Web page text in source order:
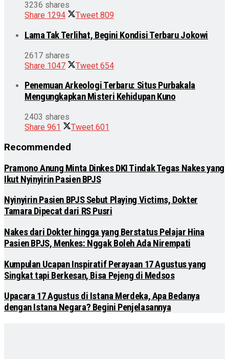
3236 shares
Share 1294 Tweet 809
Lama Tak Terlihat, Begini Kondisi Terbaru Jokowi
2617 shares
Share 1047 Tweet 654
Penemuan Arkeologi Terbaru: Situs Purbakala
Mengungkapkan Misteri Kehidupan Kuno
2403 shares
Share 961 Tweet 601
Recommended
Pramono Anung Minta Dinkes DKI Tindak Tegas Nakes yang
Ikut Nyinyirin Pasien BPJS
Nyinyirin Pasien BPJS Sebut Playing Victims, Dokter
Tamara Dipecat dari RS Pusri
Nakes dari Dokter hingga yang Berstatus Pelajar Hina
Pasien BPJS, Menkes: Nggak Boleh Ada Nirempati
Kumpulan Ucapan Inspiratif Perayaan 17 Agustus yang
Singkat tapi Berkesan, Bisa Pejeng di Medsos
Upacara 17 Agustus di Istana Merdeka, Apa Bedanya
dengan Istana Negara? Begini Penjelasannya